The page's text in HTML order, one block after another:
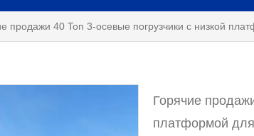
продажи 40 Ton 3-осевые погрузчики с низкой
Горячие
платформой